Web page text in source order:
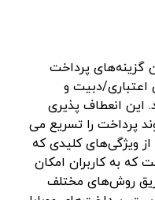
گزینه‌های پرداخت
اعتباری/دبیت و
این انعطاف پذیری
پرداخت را تسریع می
از ویژگی‌های کلیدی که
که به کاربران امکان
روش‌های مختلف